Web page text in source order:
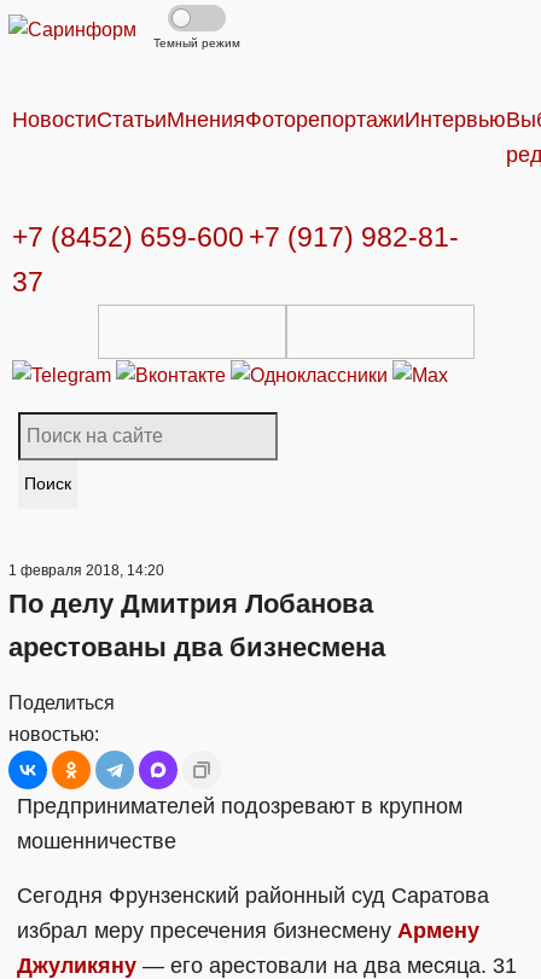
Темный режим
НовостиСтатьиМненияФоторепортажиИнтервью
+7 (8452) 659-600 +7 (917) 982-81-
37
Поиск
1 февраля 2018, 14:20
По делу Дмитрия Лобанова
арестованы два бизнесмена
Поделиться
новостью:
Предпринимателей подозревают в крупном
мошенничестве
Сегодня Фрунзенский районный суд Саратова
избрал меру пресечения бизнесмену Армену
Джуликяну — его арестовали на два месяца. 31